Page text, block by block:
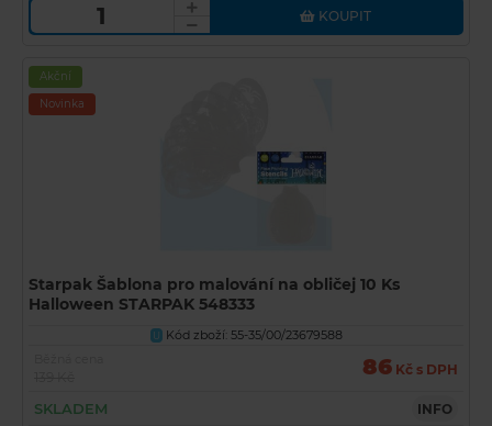
KOUPIT
Akční
Novinka
Starpak Šablona pro malování na obličej 10 Ks
Halloween STARPAK 548333
U Kód zboží: 55-35/00/23679588
86 Kč s DPH
SKLADEM INFO